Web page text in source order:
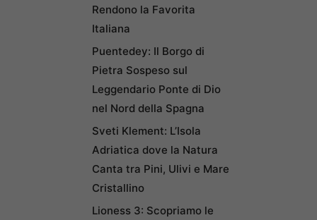
Rendono la Favorita
Italiana
Puentedey: Il Borgo di
Pietra Sospeso sul
Leggendario Ponte di Dio
nel Nord della Spagna
Sveti Klement: L’Isola
Adriatica dove la Natura
Canta tra Pini, Ulivi e Mare
Cristallino
Lioness 3: Scopriamo le